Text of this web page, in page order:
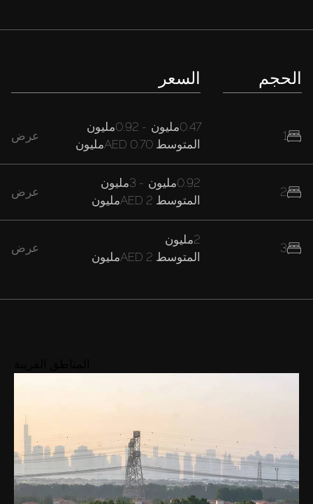
الحجم
1
2
3
السعر
0.47مليون -
المتوسط AED 0.70مليون
عرض
0.92مليون -
المتوسط
عرض
2مليون
المتوسط
عرض